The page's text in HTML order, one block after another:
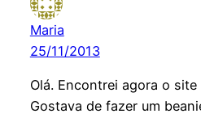
Maria
25/11/2013
Olá. Encontrei agora o
Gostava de fazer um